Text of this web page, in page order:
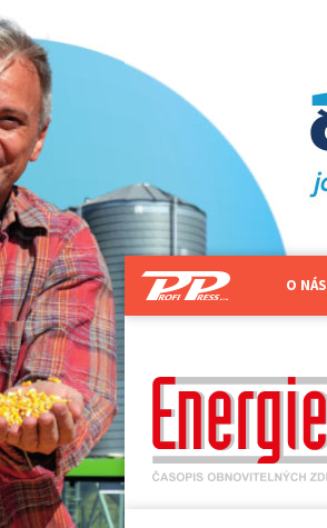
O NÁS